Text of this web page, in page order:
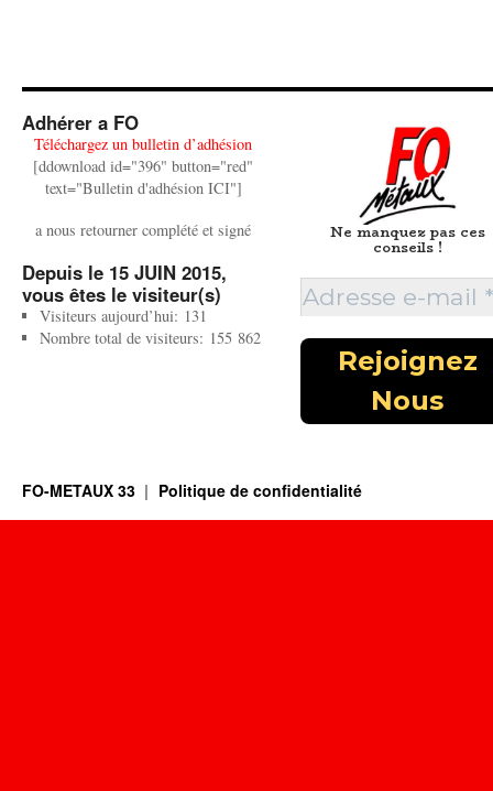
Adhérer a FO
Téléchargez un bulletin d’adhésion
[ddownload id="396" button="red"
text="Bulletin d'adhésion ICI"]
a nous retourner complété et signé
Depuis le 15 JUIN 2015,
vous êtes le visiteur(s)
Visiteurs aujourd’hui: 131
Nombre total de visiteurs: 155 862
Ne manquez pas ces
conseils !
FO-METAUX 33 Politique de confidentialité